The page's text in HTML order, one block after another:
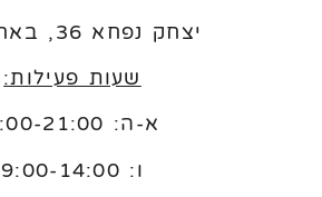
יצחק נפחא 36, באר שבע
שעות פעילות:
א-ה: 9:00-21:00
ו: 9:00-14:00